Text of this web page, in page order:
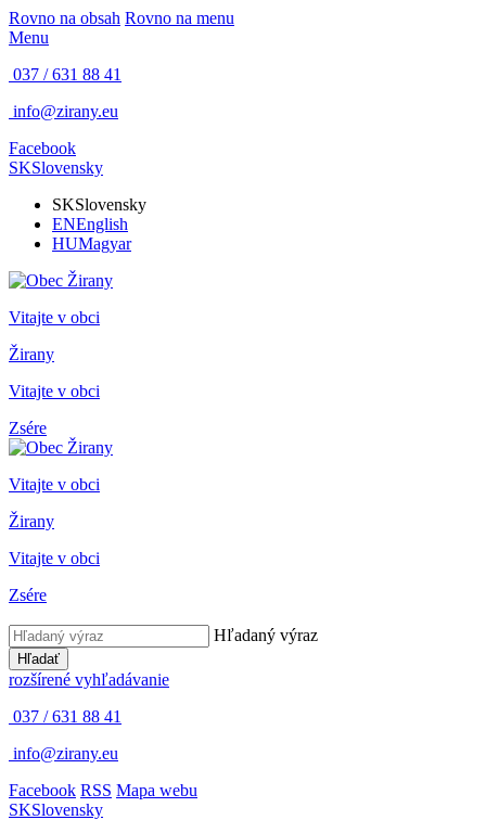
Rovno na obsah Rovno na menu
Menu
037 / 631 88 41
info@zirany.eu
Facebook
SKSlovensky
SKSlovensky
ENEnglish
HUMagyar
Vitajte v obci
Žirany
Vitajte v obci
Zsére
Vitajte v obci
Žirany
Vitajte v obci
Zsére
Hľadaný výraz
Hľadať
rozšírené vyhľadávanie
037 / 631 88 41
info@zirany.eu
Facebook RSS Mapa webu
SKSlovensky